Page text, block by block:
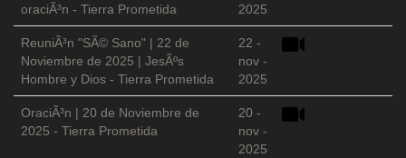
oraciÃ³n - Tierra Prometida
2025
ReuniÃ³n "SÃ© Sano" | 22 de
Noviembre de 2025 | JesÃºs
Hombre y Dios - Tierra Prometida
22 -
nov -
2025
OraciÃ³n | 20 de Noviembre de
2025 - Tierra Prometida
20 -
nov -
2025